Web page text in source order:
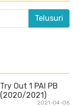
Try Out 1 PAI PB
(2020/2021)
2021-04-06